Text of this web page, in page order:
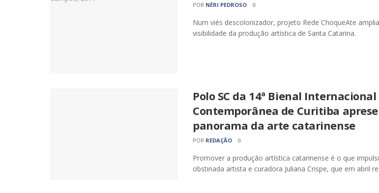
POR NÉRI PEDROSO 0
Num viés descolonizador, projeto Rede ChoqueAte
visibilidade da produção artística de Santa Catarina.
Polo SC da 14ª Bienal
Contemporânea de Curitiba
panorama da arte catarinense
POR REDAÇÃO 0
Promover a produção artística catarinense é o que
obstinada artista e curadora Juliana Crispe, que em abril